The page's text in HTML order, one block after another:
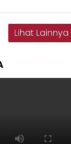
Lihat Lainnya